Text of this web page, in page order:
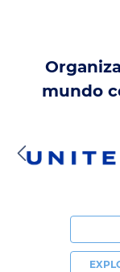
mundo